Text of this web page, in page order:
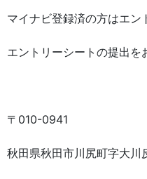
マイナビ登録済の方はエン
エントリーシートの提出を
〒010-0941
秋田県秋田市川尻町字大川